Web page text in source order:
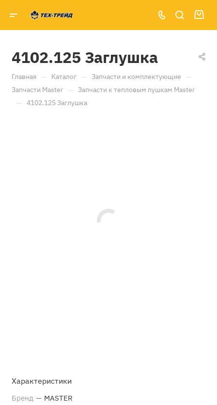
4102.125 Заглушка
Главная — Каталог — Запчасти и комплектующие —
Запчасти Master — Запчасти к тепловым пушкам Master
— 4102.125 Заглушка
Характеристики
Бренд — MASTER